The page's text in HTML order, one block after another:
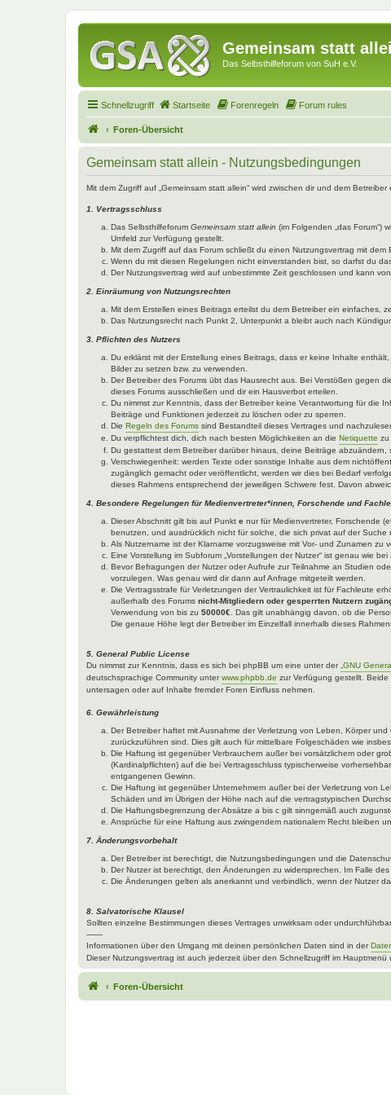
Gemeinsam statt
Das Selbsthilfeforum von SuH e.V.
Schnellzugriff Startseite Forenregeln Forum rules
Foren-Übersicht
Gemeinsam statt allein - Nutzungsbedingungen
Mit dem Zugriff auf „Gemeinsam statt allein“ wird zwischen dir und dem
1. Vertragsschluss
Das Selbsthilfeforum Gemeinsam statt allein (im Folgenden „das Forum“)
Umfeld zur Verfügung gestellt.
Mit dem Zugriff auf das Forum schließt du einen Nutzungsvertrag mit
Wenn du mit diesen Regelungen nicht einverstanden bist, so darfst du
Der Nutzungsvertrag wird auf unbestimmte Zeit geschlossen und kann
2. Einräumung von Nutzungsrechten
Mit dem Erstellen eines Beitrags erteilst du dem Betreiber ein einfaches,
Das Nutzungsrecht nach Punkt 2, Unterpunkt a bleibt auch nach
3. Pflichten des Nutzers
Du erklärst mit der Erstellung eines Beitrags, dass er keine Inhalte
Bilder zu setzen bzw. zu verwenden.
Der Betreiber des Forums übt das Hausrecht aus. Bei Verstößen gegen
dieses Forums ausschließen und dir ein Hausverbot erteilen.
Du nimmst zur Kenntnis, dass der Betreiber keine Verantwortung für die
Beiträge und Funktionen jederzeit zu löschen oder zu sperren.
Die Regeln des Forums sind Bestandteil dieses Vertrages und
Du verpflichtest dich, dich nach besten Möglichkeiten an die Netiquette zu
Du gestattest dem Betreiber darüber hinaus, deine Beiträge
Verschwiegenheit: werden Texte oder sonstige Inhalte aus dem
zugänglich gemacht oder veröffentlicht, werden wir dies bei Bedarf
dieses Rahmens entsprechend der jeweiligen Schwere fest. Davon
4. Besondere Regelungen für Medienvertreter*innen, Forschende und
Dieser Abschnitt gilt bis auf Punkt e nur für Medienvertreter, Forschende
benutzen, und ausdrücklich nicht für solche, die sich privat auf der Suche
Als Nutzername ist der Klarname vorzugsweise mit Vor- und Zunamen
Eine Vorstellung im Subforum „Vorstellungen der Nutzer“ ist genau wie
Bevor Befragungen der Nutzer oder Aufrufe zur Teilnahme an Studien
vorzulegen. Was genau wird dir dann auf Anfrage mitgeteilt werden.
Die Vertragsstrafe für Verletzungen der Vertraulichkeit ist für Fachleute
außerhalb des Forums nicht-Mitgliedern oder gesperrten Nutzern
Verwendung von bis zu 50000€ . Das gilt unabhängig davon, ob die
Die genaue Höhe legt der Betreiber im Einzelfall innerhalb dieses
5. General Public License
Du nimmst zur Kenntnis, dass es sich bei phpBB um eine unter der „GNU
deutschsprachige Community unterwww.phpbb.de zur Verfügung gestellt.
untersagen oder auf Inhalte fremder Foren Einfluss nehmen.
6. Gewährleistung
Der Betreiber haftet mit Ausnahme der Verletzung von Leben, Körper
zurückzuführen sind. Dies gilt auch für mittelbare Folgeschäden wie
Die Haftung ist gegenüber Verbrauchern außer bei vorsätzlichem oder
(Kardinalpflichten) auf die bei Vertragsschluss typischerweise
entgangenen Gewinn.
Die Haftung ist gegenüber Unternehmern außer bei der Verletzung von
Schäden und im Übrigen der Höhe nach auf die vertragstypischen
Die Haftungsbegrenzung der Absätze a bis c gilt sinngemäß auch
Ansprüche für eine Haftung aus zwingendem nationalem Recht bleiben
7. Änderungsvorbehalt
Der Betreiber ist berechtigt, die Nutzungsbedingungen und die
Der Nutzer ist berechtigt, den Änderungen zu widersprechen. Im Falle
Die Änderungen gelten als anerkannt und verbindlich, wenn der Nutzer
8. Salvatorische Klausel
Sollten einzelne Bestimmungen dieses Vertrages unwirksam oder
——
Informationen über den Umgang mit deinen persönlichen Daten sind in der
Dieser Nutzungsvertrag ist auch jederzeit über den Schnellzugriff im
Foren-Übersicht